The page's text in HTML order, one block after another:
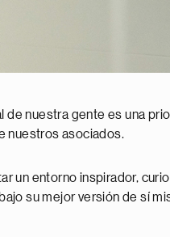
de nuestra gente es una
nuestros asociados.
un entorno inspirador,
su mejor versión de sí